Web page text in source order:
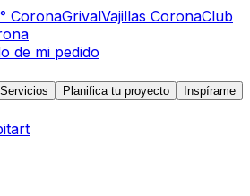
CoronaGrivalVajillas CoronaClub
de mi pedido
Servicios Planifica tu proyecto
Inspírame